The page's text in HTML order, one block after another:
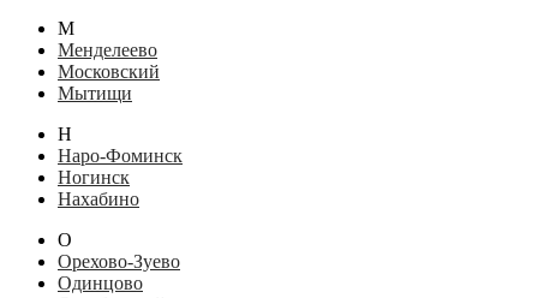
М
Менделеево
Московский
Мытищи
Н
Наро-Фоминск
Ногинск
Нахабино
О
Орехово-Зуево
Одинцово